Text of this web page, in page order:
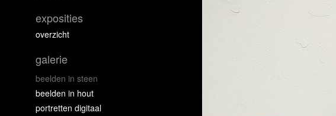
exposities
overzicht
galerie
beelden in steen
beelden in hout
portretten digitaal